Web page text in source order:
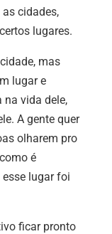
cidades,
lugares.
mas
lugar e
na vida dele,
A gente quer
olharem pro
é
esse lugar foi
ficar pronto